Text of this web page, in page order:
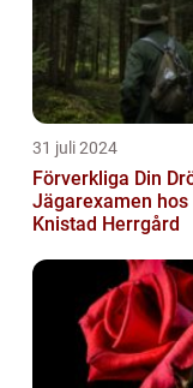
att gå...
31 juli 2024
Förverkliga Din
Jägarexamen hos
Knistad Herrgård